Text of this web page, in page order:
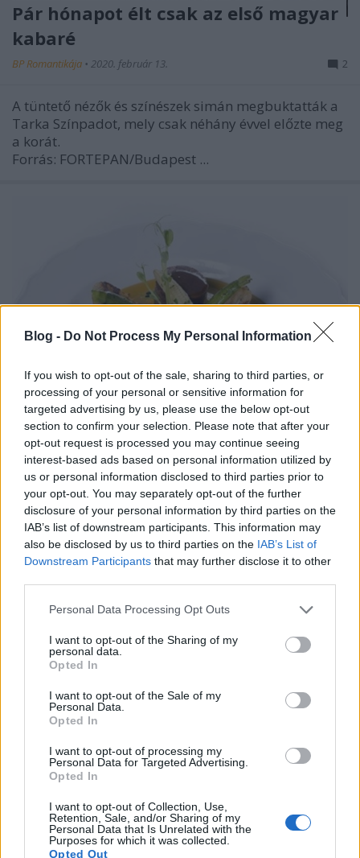
Blog - Do Not Process My Personal Information
If you wish to opt-out of the sale, sharing to third parties, or
processing of your personal or sensitive information for
targeted advertising by us, please use the below opt-out
section to confirm your selection. Please note that after your
opt-out request is processed you may continue seeing
interest-based ads based on personal information utilized by
us or personal information disclosed to third parties prior to
your opt-out. You may separately opt-out of the further
disclosure of your personal information by third parties on the
IAB’s list of downstream participants. This information may
also be disclosed by us to third parties on the IAB’s List of
Downstream Participants that may further disclose it to other
Please note that this website/app uses one or more Google
not limited to your visit or usage behaviour. You may click to
grant or deny consent to Google and its third-party tags to
use your data for below specified purposes in below Google
consent section.
Personal Data Processing Opt Outs
I want to opt-out of the Sharing of my
personal data.
Opted In
I want to opt-out of the Sale of my
Personal Data.
Opted In
I want to opt-out of processing my
Personal Data for Targeted Advertising.
Opted In
I want to opt-out of Collection, Use,
Retention, Sale, and/or Sharing of my
Personal Data that Is Unrelated with the
Purposes for which it was collected.
Opted Out
Pár hónapot élt csak az első magyar
kabaré
BP Romantikája • 2020. február 13. 2
A tüntető nézők és színészek simán megbuktatták a
Tarka Színpadot, mely csak néhány évvel előzte meg
a korát.
Forrás: FORTEPAN/Budapest ...
Az aranyló ökörpofa a XIX. századból
2020. február 07.
Ökörpofa vadasan, avagy amikor az aranykori
Budapest ízei beköltöznek a tányérodra.
Forrás: Városliget Café
Családi botrány szülte a Szabó Ervin